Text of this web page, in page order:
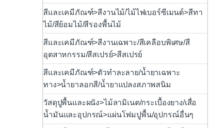
สีและเคมีภัณฑ์>สีงานไม้/ไม้ไฟเบอร์ซีเมนต์>สีทา
ไม้/สีย้อมไม้/สีรองพื้นไม้
สีและเคมีภัณฑ์>สีงานเฉพาะ/สีเคลือบพิเศษ/สี
อุตสาหกรรม/สีสเปรย์>สีสเปรย์
สีและเคมีภัณฑ์>ตัวทำละลาย/น้ำยาเฉพาะ
ทาง>น้ำยาลอกสี/น้ำยาแปลงสภาพสนิม
วัสดุปูพื้นและผนัง>ไม้ลามิเนต/กระเบื้องยาง/เสื่อ
น้ำมันและอุปกรณ์>แผ่นโฟมปูพื้น/อุปกรณ์อื่นๆ